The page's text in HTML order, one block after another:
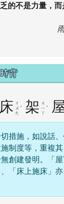
的不是力量，而
背
床 ㄔ
ㄨ
ㄤ
ˊ 架 ㄐ
ㄧ
ㄚ
ˋ
措施，如說話
制度等，重複其
創建發明。「
「床上施床」亦